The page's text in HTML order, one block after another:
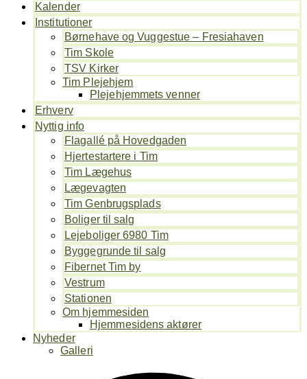
Kalender
Institutioner
Børnehave og Vuggestue – Fresiahaven
Tim Skole
TSV Kirker
Tim Plejehjem
Plejehjemmets venner
Erhverv
Nyttig info
Flagallé på Hovedgaden
Hjertestartere i Tim
Tim Lægehus
Lægevagten
Tim Genbrugsplads
Boliger til salg
Lejeboliger 6980 Tim
Byggegrunde til salg
Fibernet Tim by
Vestrum
Stationen
Om hjemmesiden
Hjemmesidens aktører
Nyheder
Galleri